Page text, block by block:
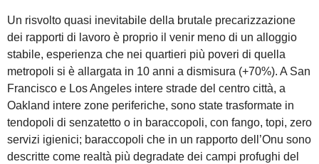
Un risvolto quasi inevitabile della brutale precarizzazione
dei rapporti di lavoro è proprio il venir meno di un alloggio
stabile, esperienza che nei quartieri più poveri di quella
metropoli si è allargata in 10 anni a dismisura (+70%). A San
Francisco e Los Angeles intere strade del centro città, a
Oakland intere zone periferiche, sono state trasformate in
tendopoli di senzatetto o in baraccopoli, con fango, topi, zero
servizi igienici; baraccopoli che in un rapporto dell’Onu sono
descritte come realtà più degradate dei campi profughi del